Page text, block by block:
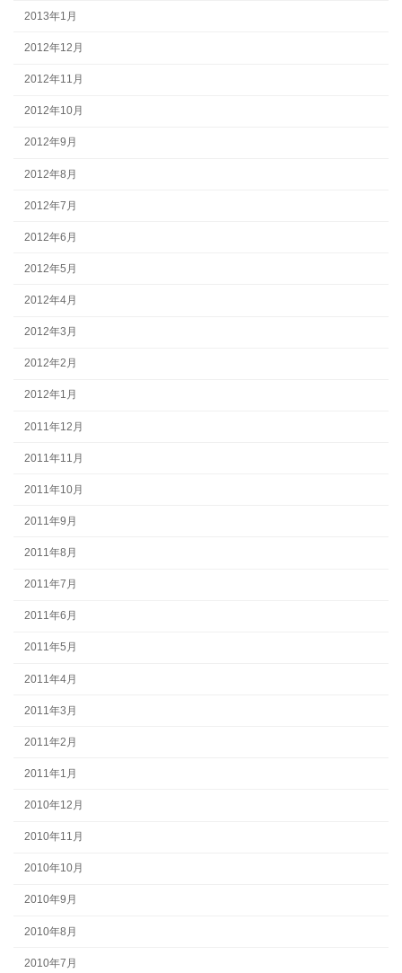
2013年1月
2012年12月
2012年11月
2012年10月
2012年9月
2012年8月
2012年7月
2012年6月
2012年5月
2012年4月
2012年3月
2012年2月
2012年1月
2011年12月
2011年11月
2011年10月
2011年9月
2011年8月
2011年7月
2011年6月
2011年5月
2011年4月
2011年3月
2011年2月
2011年1月
2010年12月
2010年11月
2010年10月
2010年9月
2010年8月
2010年7月